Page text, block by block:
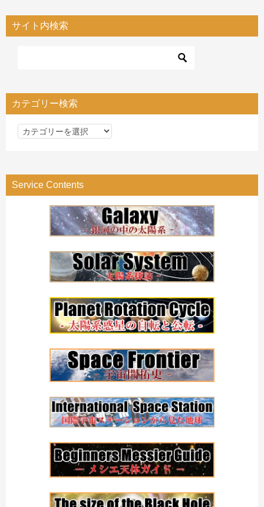
サイト内検索
カテゴリー検索
カ
リ
ー
Service Contents